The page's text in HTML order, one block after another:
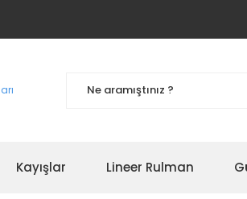
Kayışlar Lineer Rulman